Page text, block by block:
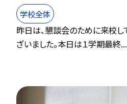
学校全体
昨日は、懇談会のために来校し
ざいました。本日は１学期最終...